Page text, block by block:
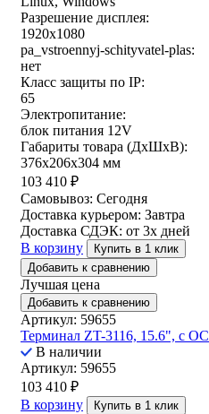
Разрешение дисплея:
1920x1080
pa_vstroennyj-schityvatel-plas:
нет
Класс защиты по IP:
65
Электропитание:
блок питания 12V
Габариты товара (ДxШxВ):
376x206x304 мм
103 410 ₽
Самовывоз: Сегодня
Доставка курьером: Завтра
Доставка СДЭК: от 3х дней
В корзину
Купить в 1 клик
Добавить к сравнению
Лучшая цена
Добавить к сравнению
Артикул: 59655
Терминал ZT-3116, 15.6", с ОС
В наличии
Артикул: 59655
103 410 ₽
В корзину
Купить в 1 клик